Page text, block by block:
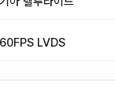
60FPS LVDS